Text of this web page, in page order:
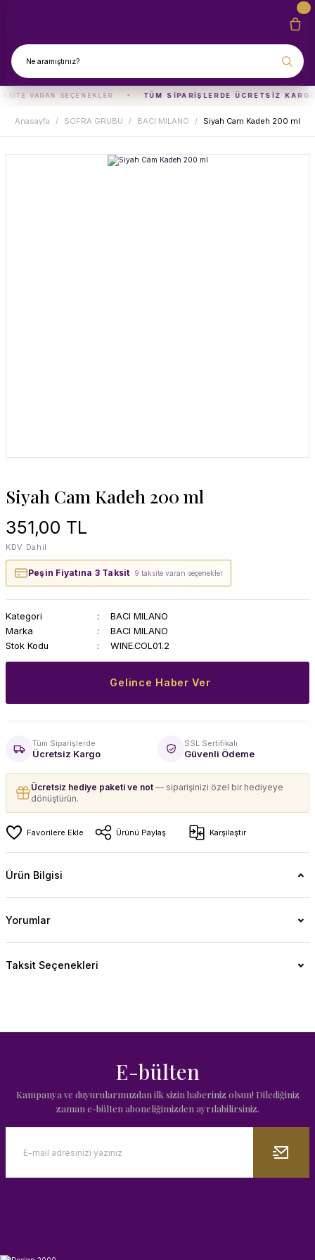
VARAN SEÇENEKLER TÜM SIPARIŞLERDE ÜCRETSIZ KARGO
Anasayfa SOFRA GRUBU BACI MILANO Siyah Cam Kadeh 200 ml
Siyah Cam Kadeh 200 ml
351,00 TL
KDV Dahil
Peşin Fiyatına 3 Taksit· 9 taksite varan seçenekler
Kategori
BACI MILANO
Marka
BACI MILANO
Stok Kodu
WINE.COL01.2
Gelince Haber Ver
Tüm Siparişlerde
Ücretsiz Kargo
SSL Sertifikalı
Güvenli Ödeme
Ücretsiz hediye paketi ve not — siparişinizi özel bir hediyeye
dönüştürün.
Ürünü Paylaş Karşılaştır
Ürün Bilgisi
Yorumlar
Taksit Seçenekleri
E-bülten
Kampanya ve duyurularımızdan ilk sizin haberiniz olsun! Dilediğiniz
zaman e-bülten aboneliğimizden ayrılabilirsiniz.